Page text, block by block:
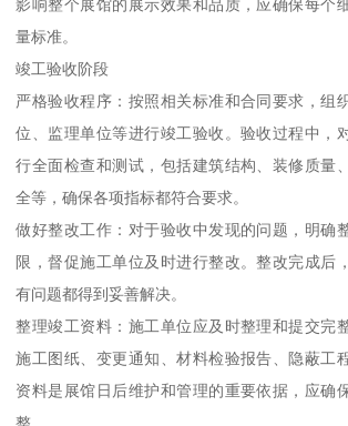
影响整个展馆的展示效果和品质，应确保每个
量标准。
竣工验收阶段
严格验收程序：按照相关标准和合同要求，组
位、监理单位等进行竣工验收。验收过程中，
行全面检查和测试，包括建筑结构、装修质量
全等，确保各项指标都符合要求。
做好整改工作：对于验收中发现的问题，明确
限，督促施工单位及时进行整改。整改完成后
有问题都得到妥善解决。
整理竣工资料：施工单位应及时整理和提交完
施工图纸、变更通知、材料检验报告、隐蔽工
资料是展馆日后维护和管理的重要依据，应确
整。